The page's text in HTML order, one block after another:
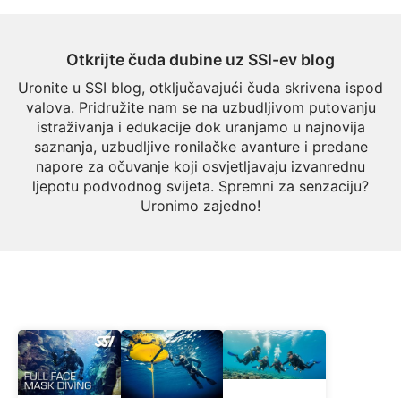
Otkrijte čuda dubine uz SSI-ev blog
Uronite u SSI blog, otključavajući čuda skrivena ispod
valova. Pridružite nam se na uzbudljivom putovanju
istraživanja i edukacije dok uranjamo u najnovija
saznanja, uzbudljive ronilačke avanture i predane
napore za očuvanje koji osvjetljavaju izvanrednu
ljepotu podvodnog svijeta. Spremni za senzaciju?
Uronimo zajedno!